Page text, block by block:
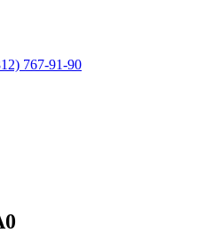
767-91-90